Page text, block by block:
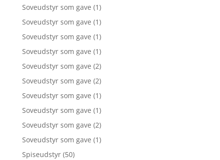
Soveudstyr som gave (1)
Soveudstyr som gave (1)
Soveudstyr som gave (1)
Soveudstyr som gave (1)
Soveudstyr som gave (2)
Soveudstyr som gave (2)
Soveudstyr som gave (1)
Soveudstyr som gave (1)
Soveudstyr som gave (2)
Soveudstyr som gave (1)
Spiseudstyr (50)